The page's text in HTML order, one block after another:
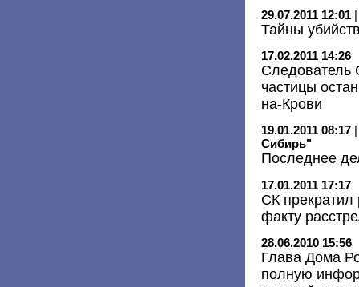
29.07.2011 12:01
Тайны
17.02.2011 14:26
Следователь
частицы
на-Крови
19.01.2011 08:17
Сибирь"
Последнее
17.01.2011 17:17
СК прекратил
факту
28.06.2010 15:56
Глава Дома
полную